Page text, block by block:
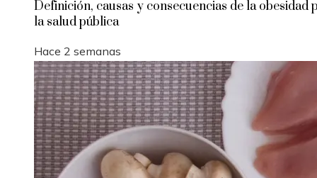
Definición, causas y consecuencias de la obesidad
la salud pública
Hace 2 semanas